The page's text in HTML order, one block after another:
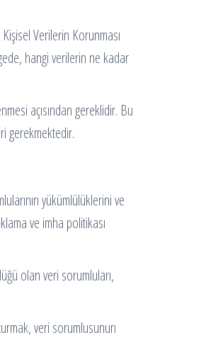
Verilerin Korunması
hangi verilerin ne kadar
açısından gereklidir. Bu
gerekmektedir.
yükümlülüklerini ve
ve imha politikası
olan veri sorumluları,
veri sorumlusunun